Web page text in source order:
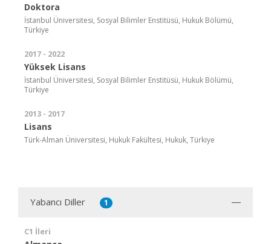
Doktora
İstanbul Üniversitesi, Sosyal Bilimler Enstitüsü, Hukuk Bölümü,
Türkiye
2017 - 2022
Yüksek Lisans
İstanbul Üniversitesi, Sosyal Bilimler Enstitüsü, Hukuk Bölümü,
Türkiye
2013 - 2017
Lisans
Türk-Alman Üniversitesi, Hukuk Fakültesi, Hukuk, Türkiye
Yabancı Diller 1
C1 İleri